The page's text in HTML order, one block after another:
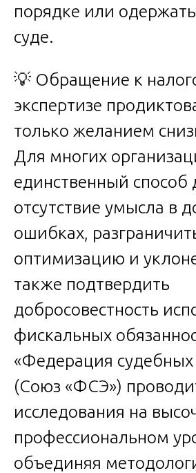
порядке или
суде.
💡 Обращение к
экспертизе
только желанием
Для многих
единственный способ
отсутствие умысла в
ошибках,
оптимизацию и
также подтвердить
добросовестность
фискальных
«Федерация судебных
(Союз «ФСЭ»)
исследования на
профессиональном
объединяя